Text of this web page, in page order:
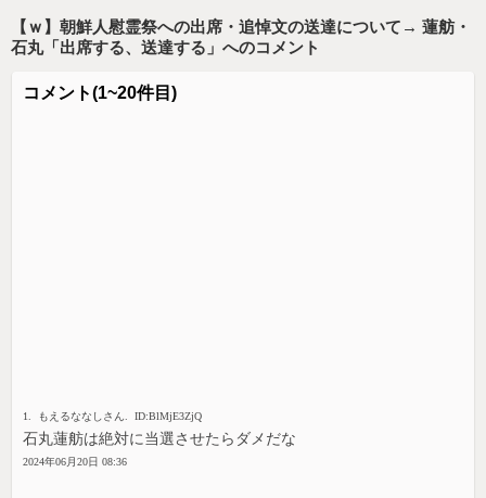
【ｗ】朝鮮人慰霊祭への出席・追悼文の送達について→ 蓮舫・
石丸「出席する、送達する」 へのコメント
コメント(1~20件目)
1. もえるななしさん. ID:BlMjE3ZjQ
石丸蓮舫は絶対に当選させたらダメだな
2024年06月20日 08:36